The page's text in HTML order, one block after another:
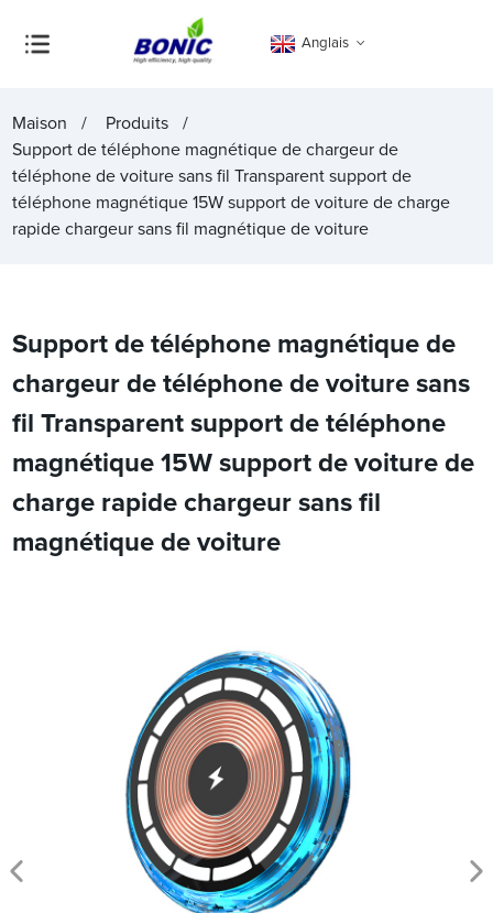
Anglais
Maison
Produits
Support de téléphone magnétique de chargeur de
téléphone de voiture sans fil Transparent support de
téléphone magnétique 15W support de voiture de charge
rapide chargeur sans fil magnétique de voiture
Support de téléphone magnétique de
chargeur de téléphone de voiture sans
fil Transparent support de téléphone
magnétique 15W support de voiture de
charge rapide chargeur sans fil
magnétique de voiture